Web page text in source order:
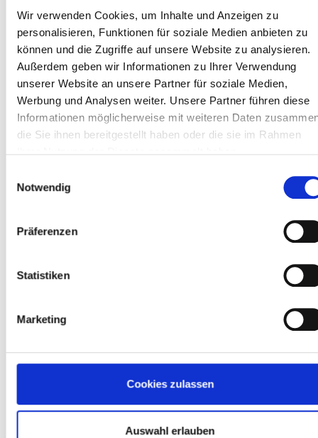
Wir verwenden Cookies, um Inhalte und Anzeigen zu
personalisieren, Funktionen für soziale Medien anbieten zu
können und die Zugriffe auf unsere Website zu analysieren.
Außerdem geben wir Informationen zu Ihrer Verwendung
unserer Website an unsere Partner für soziale Medien,
Werbung und Analysen weiter. Unsere Partner führen diese
Informationen möglicherweise mit weiteren Daten
die Sie ihnen bereitgestellt haben oder die sie im Rahmen
Notwendig
Präferenzen
Statistiken
Marketing
Cookies zulassen
Auswahl erlauben
Zutaten: Mohrrübenraspel/ Karotten
Inhaltsstoffe
Rohprotein
%
Rohfett
%
Rohfaser
8,4 %
Rohasche
6,93 %
Staerke
6,99%
Bezeichnung :
31016
VE :
5 Beutel
Preise exkl. 7% MwSt. zzgl. Versand.
ALLE IN DEN WARENKORB